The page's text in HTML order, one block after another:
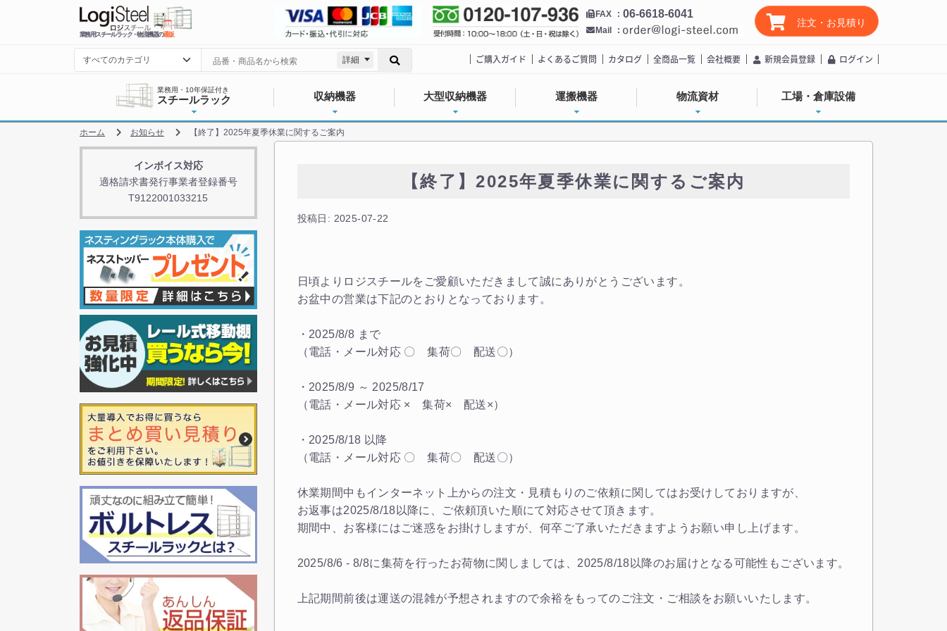
業務用スチールラック・物流機器の通販
詳細
FAX 06-6618-6041
Mail
注文・お見積り
ご購入ガイド よくあるご質問 カタログ 全商品一覧 会社概要 新規会員登録 ログイン
業務用・10年保証付き
スチールラック 収納機器 大型収納機器 運搬機器 物流資材 工場・倉庫設備
ホーム お知らせ 【終了】2025年夏季休業に関するご案内
インボイス対応
適格請求書発行事業者登録番号
T9122001033215
【終了】2025年夏季休業に関するご案内
投稿日: 2025-07-22
日頃よりロジスチールをご愛顧いただきまして誠にありがとうございます。
お盆中の営業は下記のとおりとなっております。
・2025/8/8 まで
（電話・メール対応 〇 集荷〇 配送〇）
・2025/8/9 ～ 2025/8/17
（電話・メール対応 × 集荷× 配送×）
・2025/8/18 以降
（電話・メール対応 〇 集荷〇 配送〇）
休業期間中もインターネット上からの注文・見積もりのご依頼に関してはお受けしておりますが、
お返事は2025/8/18以降に、ご依頼頂いた順にて対応させて頂きます。
期間中、お客様にはご迷惑をお掛けしますが、何卒ご了承いただきますようお願い申し上げます。
2025/8/6 - 8/8に集荷を行ったお荷物に関しましては、2025/8/18以降のお届けとなる可能性もございます。
上記期間前後は運送の混雑が予想されますので余裕をもってのご注文・ご相談をお願いいたします。